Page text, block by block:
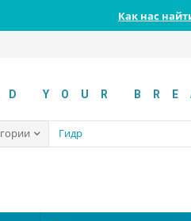
Как нас
YOUR